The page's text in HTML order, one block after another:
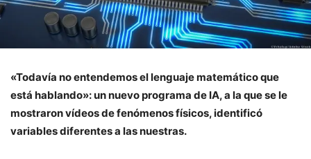
«Todavía no entendemos el lenguaje matemático que
está hablando»: un nuevo programa de IA, a la que se le
mostraron vídeos de fenómenos físicos, identificó
variables diferentes a las nuestras.